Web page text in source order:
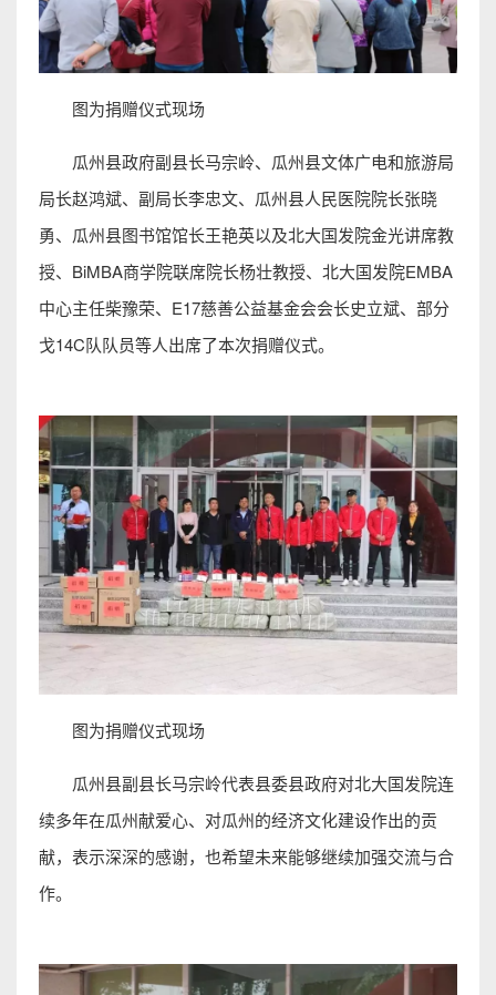
图为捐赠仪式现场
瓜州县政府副县长马宗岭、瓜州县文体广电和旅游局
局长赵鸿斌、副局长李忠文、瓜州县人民医院院长张晓
勇、瓜州县图书馆馆长王艳英以及北大国发院金光讲席教
授、BiMBA商学院联席院长杨壮教授、北大国发院EMBA
中心主任柴豫荣、E17慈善公益基金会会长史立斌、部分
戈14C队队员等人出席了本次捐赠仪式。
图为捐赠仪式现场
瓜州县副县长马宗岭代表县委县政府对北大国发院连
续多年在瓜州献爱心、对瓜州的经济文化建设作出的贡
献，表示深深的感谢，也希望未来能够继续加强交流与合
作。